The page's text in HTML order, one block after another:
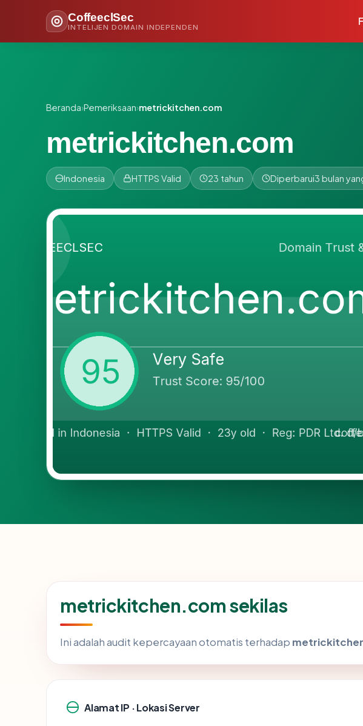
CoffeeclSec
INTELIJEN DOMAIN INDEPENDEN
Beranda›Pemeriksaan›metrickitchen.com
metrickitchen.com
Indonesia HTTPS Valid 23 tahun Diperbarui3 bulan
metrickitchen.com sekilas
Ini adalah audit kepercayaan otomatis terhadap
Alamat IP · Lokasi Server